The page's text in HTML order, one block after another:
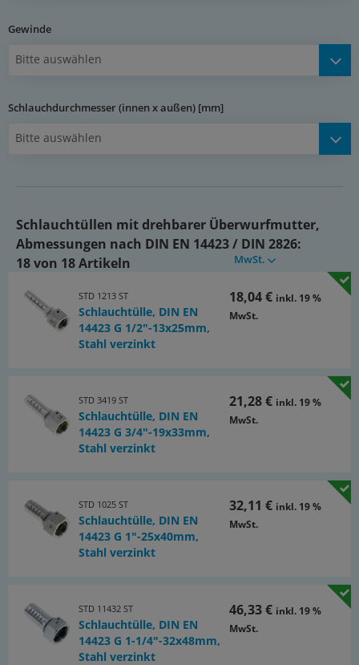
Katalogseite Atlas 9 (Seite 141y)
Gewinde
Bitte auswählen
Schlauchdurchmesser (innen x außen) [mm]
Bitte auswählen
Schlauchtüllen mit drehbarer Überwurfmutter,
Abmessungen nach DIN EN 14423 / DIN 2826:
18 von 18 Artikeln
MwSt.
STD 1213 ST
Schlauchtülle, DIN EN
14423 G 1/2"-13x25mm,
Stahl verzinkt
18,04 € inkl. 19 %
MwSt.
STD 3419 ST
Schlauchtülle, DIN EN
14423 G 3/4"-19x33mm,
Stahl verzinkt
21,28 € inkl. 19 %
MwSt.
STD 1025 ST
Schlauchtülle, DIN EN
14423 G 1"-25x40mm,
Stahl verzinkt
32,11 € inkl. 19 %
MwSt.
STD 11432 ST
Schlauchtülle, DIN EN
14423 G 1-1/4"-32x48mm,
Stahl verzinkt
46,33 € inkl. 19 %
MwSt.